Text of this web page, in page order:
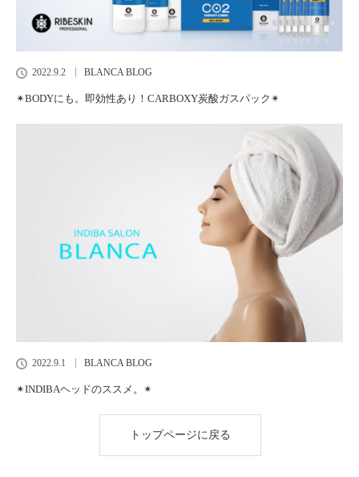
2022.9.2 BLANCA BLOG
✴︎BODYにも。即効性あり！CARBOXY炭酸ガスパック✴︎
2022.9.1 BLANCA BLOG
✴︎INDIBAヘッドのススメ。✴︎
トップページに戻る